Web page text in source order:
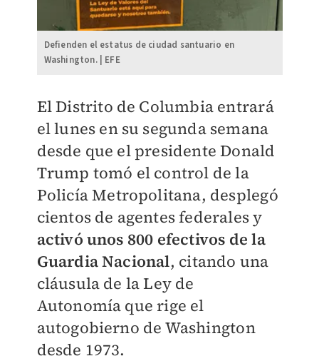
Defienden el estatus de ciudad santuario en
Washington. | EFE
El Distrito de Columbia entrará
el lunes en su segunda semana
desde que el presidente Donald
Trump tomó el control de la
Policía Metropolitana, desplegó
cientos de agentes federales y
activó unos 800 efectivos de la
Guardia Nacional, citando una
cláusula de la Ley de
Autonomía que rige el
autogobierno de Washington
desde 1973.